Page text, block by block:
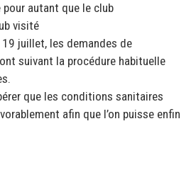
autant que le club
visité
juillet, les demandes de
suivant la procédure habituelle
que les conditions sanitaires
afin que l’on puisse enfin